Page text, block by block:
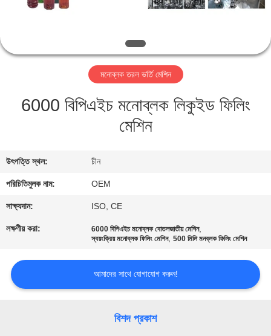
নিয়ন্ত্রণ
যোগাযোগ
উদ্ধৃতির
সাইট
ম্যাপ
POLICY
মনোব্লক তরল ভর্তি মেশিন
6000 বিপিএইচ মনোব্লক লিকুইড ফিলিং
মেশিন
উৎপত্তি স্থল: চীন
পরিচিতিমুলক নাম: OEM
সাক্ষ্যদান: ISO, CE
লক্ষণীয় করা: 6000 বিপিএইচ মনোব্লক বোতলজাতীয় মেশিন,
স্বয়ংক্রিয় মনোব্লক ফিলিং মেশিন,500 মিলি মনব্লক ফিলিং মেশিন
আমাদের সাথে যোগাযোগ করুন!
বিশদ প্রকাশ